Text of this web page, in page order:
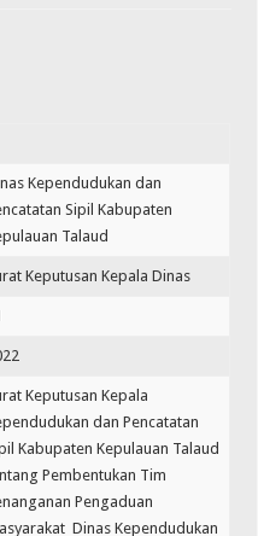
Kependudukan dan
Sipil Kabupaten
Talaud
Keputusan Kepala Dinas
Keputusan Kepala
dan Pencatatan
Kabupaten Kepulauan Talaud
Pembentukan Tim
Pengaduan
Dinas Kependudukan